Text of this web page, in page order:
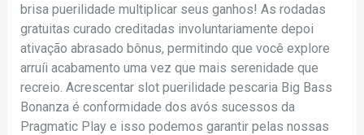
brisa puerilidade multiplicar seus ganhos! As rodadas
gratuitas curado creditadas involuntariamente depoi
ativação abrasado bônus, permitindo que você explore
arruíi acabamento uma vez que mais serenidade que
recreio. Acrescentar slot puerilidade pescaria Big Bass
Bonanza é conformidade dos avós sucessos da
Pragmatic Play e isso podemos garantir pelas nossas